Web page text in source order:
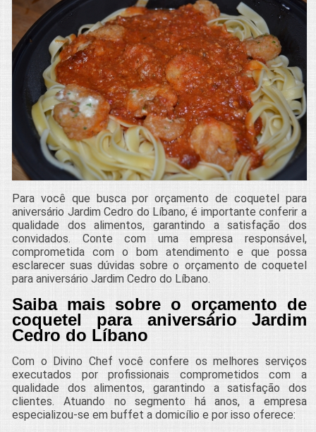
Para você que busca por orçamento de coquetel para
aniversário Jardim Cedro do Líbano, é importante conferir a
qualidade dos alimentos, garantindo a satisfação dos
convidados. Conte com uma empresa responsável,
comprometida com o bom atendimento e que possa
esclarecer suas dúvidas sobre o orçamento de coquetel
para aniversário Jardim Cedro do Líbano.
Saiba mais sobre o orçamento de
coquetel para aniversário Jardim
Cedro do Líbano
Com o Divino Chef você confere os melhores serviços
executados por profissionais comprometidos com a
qualidade dos alimentos, garantindo a satisfação dos
clientes. Atuando no segmento há anos, a empresa
especializou-se em buffet a domicílio e por isso oferece: